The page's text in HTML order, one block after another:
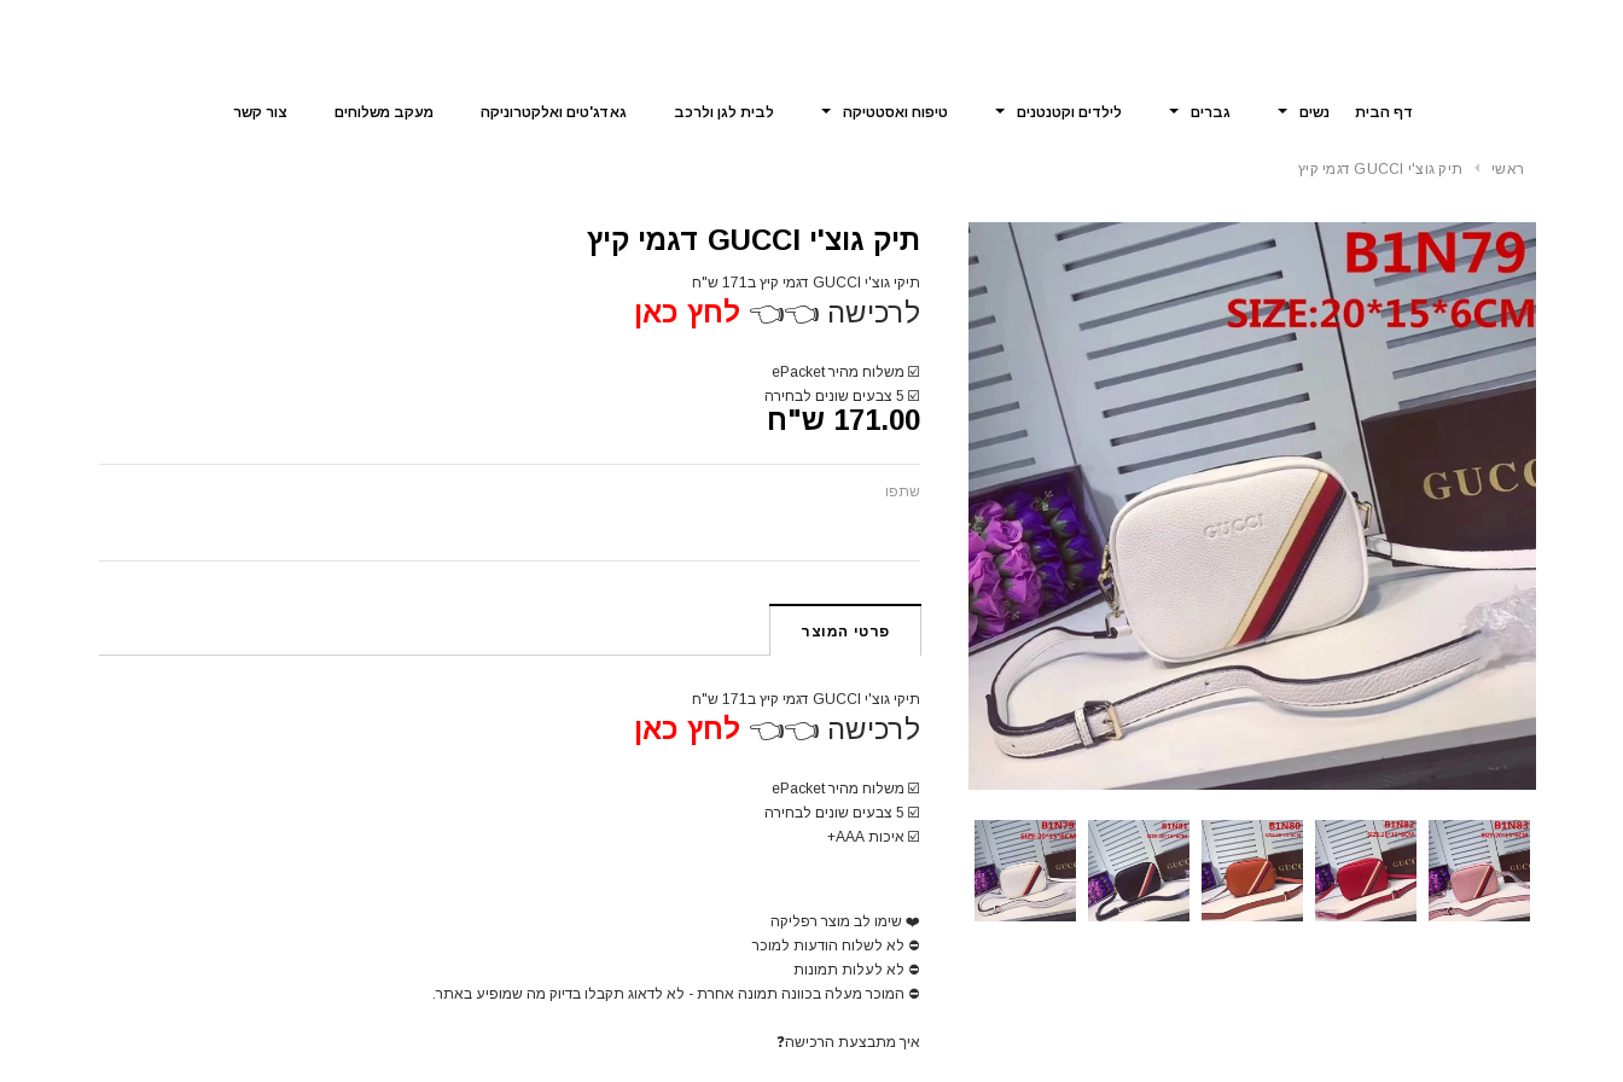
דף הבית נשים גברים לילדים וקטנטנים טיפוח ואסטטיקה לבית לגן ולרכב גאדג'טים ואלקטרוניקה מעקב משלוחים צור קשר
ראשי תיק גוצ'י GUCCI דגמי קיץ
תיק גוצ'י GUCCI דגמי קיץ
תיקי גוצ'י GUCCI דגמי קיץ ב171 ש"ח
לרכישה 👈👈 לחץ כאן
☑️ משלוח מהיר ePacket
☑️
171.00 ש"ח
שתפו
פרטי המוצר
תיקי גוצ'י GUCCI דגמי קיץ ב171 ש"ח
לרכישה 👈👈 לחץ כאן
☑️ משלוח מהיר ePacket
☑️
☑️ איכות AAA+
❤️ שימו לב מוצר רפליקה
⛔ לא לשלוח הודעות למוכר
⛔ לא לעלות תמונות
⛔ המוכר מעלה בכוונה תמונה אחרת - לא לדאוג תקבלו בדיוק מה שמופיע באתר.
איך מתבצעת הרכישה❓